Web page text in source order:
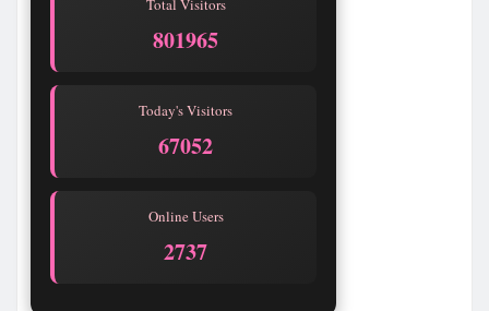
Total Visitors
801969
Today's Visitors
67056
Online Users
2737